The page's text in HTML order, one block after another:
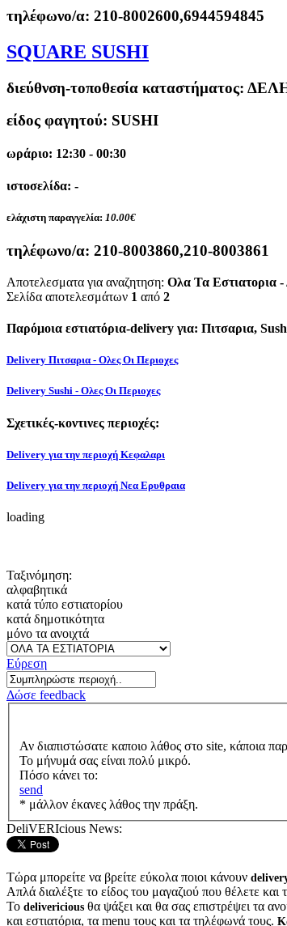
τηλέφωνο/α: 210-8002600,6944594845
SQUARE SUSHI
διεύθνση-τοποθεσία καταστήματος:
είδος φαγητού: SUSHI
ωράριο: 12:30 - 00:30
ιστοσελίδα: -
ελάχιστη παραγγελία: 10.00€
τηλέφωνο/α: 210-8003860,210-8003861
Αποτελεσματα για αναζητηση: Ολα Τα Εστιατορια -
Σελίδα αποτελεσμάτων 1 από 2
Παρόμοια εστιατόρια-delivery για: Πιτσαρια,
Delivery Πιτσαρια - Ολες Οι Περιοχες
Delivery Sushi - Ολες Οι Περιοχες
Σχετικές-κοντινες περιοχές:
Delivery για την περιοχή Κεφαλαρι
Delivery για την περιοχή Νεα Ερυθραια
loading
Ταξινόμηση:
αλφαβητικά
κατά τύπο εστιατορίου
κατά δημοτικότητα
μόνο τα ανοιχτά
Εύρεση
Δώσε feedback
Αν διαπιστώσατε καποιο λάθος στο site, κάποια
Το μήνυμά σας είναι πολύ μικρό.
Πόσο κάνει το:
send
* μάλλον έκανες λάθος την πράξη.
DeliVERIcious News:
Τώρα μπορείτε να βρείτε εύκολα ποιοι κάνουν
Απλά διαλέξτε το είδος του μαγαζιού που θέλετε και
Το delivericious θα ψάξει και θα σας επιστρέψει τα
και εστιατόρια, τα menu τους και τα τηλέφωνά τους.